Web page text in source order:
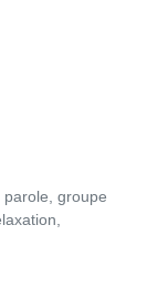
groupe